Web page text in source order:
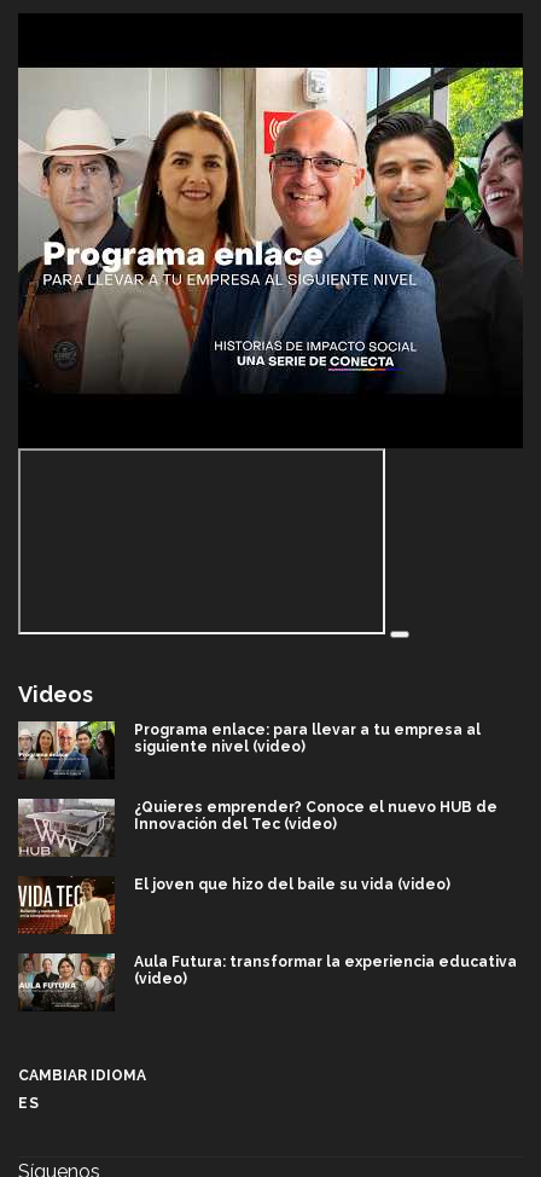
Videos
Programa enlace: para llevar a tu empresa al
siguiente nivel (video)
¿Quieres emprender? Conoce el nuevo HUB de
Innovación del Tec (video)
El joven que hizo del baile su vida (video)
Aula Futura: transformar la experiencia educativa
(video)
CAMBIAR IDIOMA
ES
Síguenos